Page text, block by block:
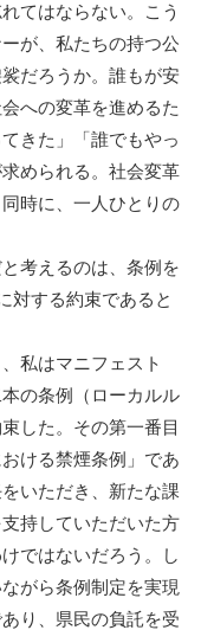
てはならない。こう
が、私たちの持つ公
だろうか。誰もが安
への変革を進めるた
きた」「誰でもやっ
められる。社会変革
時に、一人ひとりの
考えるのは、条例を
対する約束であると
私はマニフェスト
の条例（ローカルル
した。その第一番目
ける禁煙条例」であ
いただき、新たな課
持していただいた方
ではないだろう。し
がら条例制定を実現
り、県民の負託を受